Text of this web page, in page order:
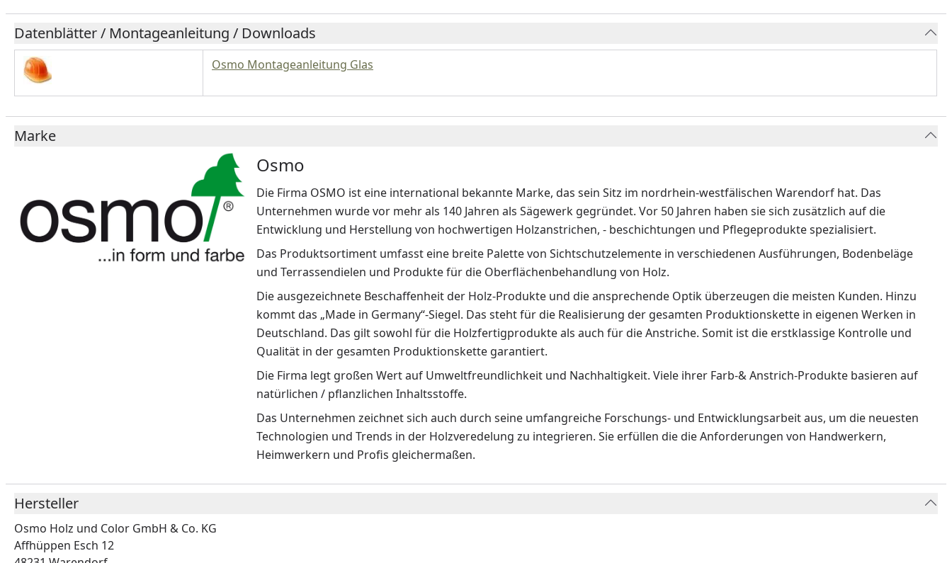
Datenblätter / Montageanleitung / Downloads
Osmo Montageanleitung Glas
Marke
Osmo
Die Firma OSMO ist eine international bekannte Marke, das sein Sitz im nordrhein-westfälischen Warendorf hat. Das
Unternehmen wurde vor mehr als 140 Jahren als Sägewerk gegründet. Vor 50 Jahren haben sie sich zusätzlich auf die
Entwicklung und Herstellung von hochwertigen Holzanstrichen, - beschichtungen und Pflegeprodukte spezialisiert.
Das Produktsortiment umfasst eine breite Palette von Sichtschutzelemente in verschiedenen Ausführungen, Bodenbeläge
und Terrassendielen und Produkte für die Oberflächenbehandlung von Holz.
Die ausgezeichnete Beschaffenheit der Holz-Produkte und die ansprechende Optik überzeugen die meisten Kunden. Hinzu
kommt das „Made in Germany“-Siegel. Das steht für die Realisierung der gesamten Produktionskette in eigenen Werken in
Deutschland. Das gilt sowohl für die Holzfertigprodukte als auch für die Anstriche. Somit ist die erstklassige Kontrolle und
Qualität in der gesamten Produktionskette garantiert.
Die Firma legt großen Wert auf Umweltfreundlichkeit und Nachhaltigkeit. Viele ihrer Farb-& Anstrich-Produkte basieren auf
natürlichen / pflanzlichen Inhaltsstoffe.
Das Unternehmen zeichnet sich auch durch seine umfangreiche Forschungs- und Entwicklungsarbeit aus, um die neuesten
Technologien und Trends in der Holzveredelung zu integrieren. Sie erfüllen die die Anforderungen von Handwerkern,
Heimwerkern und Profis gleichermaßen.
Hersteller
Osmo Holz und Color GmbH & Co. KG
Affhüppen Esch 12